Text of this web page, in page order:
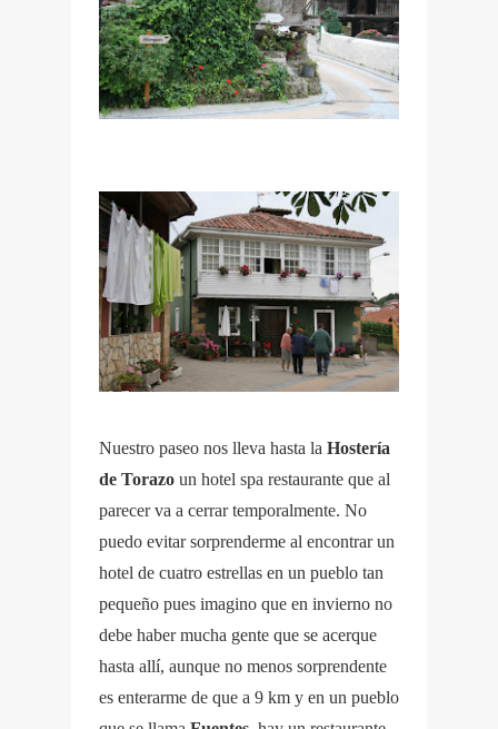
Nuestro paseo nos lleva hasta la Hostería
de Torazo un hotel spa restaurante que al
parecer va a cerrar temporalmente. No
puedo evitar sorprenderme al encontrar un
hotel de cuatro estrellas en un pueblo tan
pequeño pues imagino que en invierno no
debe haber mucha gente que se acerque
hasta allí, aunque no menos sorprendente
es enterarme de que a 9 km y en un pueblo